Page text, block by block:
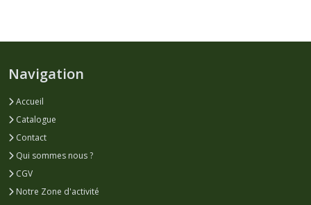
Navigation
Accueil
Catalogue
Contact
Qui sommes nous ?
CGV
Notre Zone d'activité